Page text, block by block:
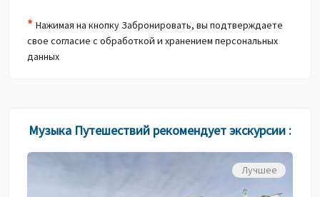
* Нажимая на кнопку Забронировать, вы подтверждаете
свое согласие с обработкой и хранением персональных
данных
Музыка Путешествий рекомендует экскурсии :
Лучшее